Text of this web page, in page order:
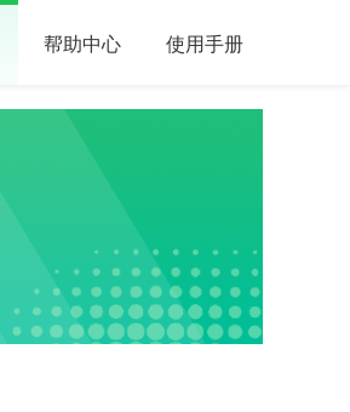
帮助中心 使用手册